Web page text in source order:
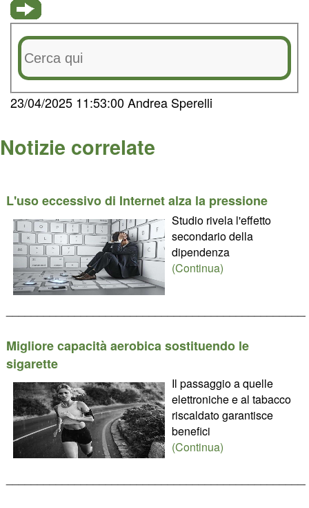
23/04/2025 11:53:00 Andrea Sperelli
Notizie correlate
L'uso eccessivo di Internet alza la pressione
Studio rivela l'effetto
secondario della
dipendenza
(Continua)
Migliore capacità aerobica sostituendo le
sigarette
Il passaggio a quelle
elettroniche e al tabacco
riscaldato garantisce
benefici
(Continua)